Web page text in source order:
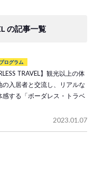
の記事一覧
ログラム
TRAVEL】観光以上の体
の入居者と交流し、リアルな
感する「ボーダレス・トラベ
2023.01.07